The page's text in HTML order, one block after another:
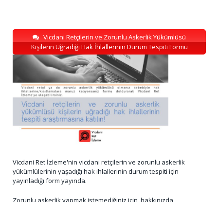
Vicdani Retçilerin ve Zorunlu Askerlik Yükümlüsü
Kişilerin Uğradığı Hak İhlallerinin Durum Tespiti Formu
Vicdani Ret İzleme'nin vicdani retçilerin ve zorunlu askerlik
yükümlülerinin yaşadığı hak ihlallerinin durum tespiti için
yayınladığı form yayında.
Zorunlu askerlik yapmak istemediğiniz için, hakkınızda